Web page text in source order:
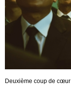
Deuxième coup de